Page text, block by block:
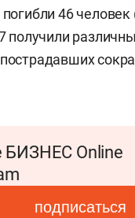
46
получили
БИЗНЕС Online
подписаться